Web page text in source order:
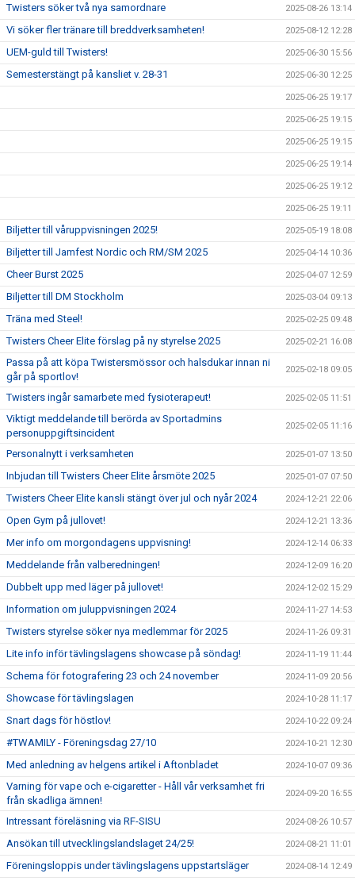
Twisters söker två nya samordnare 2025-08-26 13:14
Vi söker fler tränare till breddverksamheten! 2025-08-12 12:28
UEM-guld till Twisters! 2025-06-30 15:56
Semesterstängt på kansliet v. 28-31 2025-06-30 12:25
2025-06-25 19:17
2025-06-25 19:15
2025-06-25 19:15
2025-06-25 19:14
2025-06-25 19:12
2025-06-25 19:11
Biljetter till våruppvisningen 2025! 2025-05-19 18:08
Biljetter till Jamfest Nordic och RM/SM 2025 2025-04-14 10:36
Cheer Burst 2025 2025-04-07 12:59
Biljetter till DM Stockholm 2025-03-04 09:13
Träna med Steel! 2025-02-25 09:48
Twisters Cheer Elite förslag på ny styrelse 2025 2025-02-21 16:08
Passa på att köpa Twistersmössor och halsdukar innan ni
går på sportlov!
2025-02-18 09:05
Twisters ingår samarbete med fysioterapeut! 2025-02-05 11:51
Viktigt meddelande till berörda av Sportadmins
personuppgiftsincident
2025-02-05 11:16
Personalnytt i verksamheten 2025-01-07 13:50
Inbjudan till Twisters Cheer Elite årsmöte 2025 2025-01-07 07:50
Twisters Cheer Elite kansli stängt över jul och nyår 2024 2024-12-21 22:06
Open Gym på jullovet! 2024-12-21 13:36
Mer info om morgondagens uppvisning! 2024-12-14 06:33
Meddelande från valberedningen! 2024-12-09 16:20
Dubbelt upp med läger på jullovet! 2024-12-02 15:29
Information om juluppvisningen 2024 2024-11-27 14:53
Twisters styrelse söker nya medlemmar för 2025 2024-11-26 09:31
Lite info inför tävlingslagens showcase på söndag! 2024-11-19 11:44
Schema för fotografering 23 och 24 november 2024-11-09 20:56
Showcase för tävlingslagen 2024-10-28 11:17
Snart dags för höstlov! 2024-10-22 09:24
#TWAMILY - Föreningsdag 27/10 2024-10-21 12:30
Med anledning av helgens artikel i Aftonbladet 2024-10-07 09:36
Varning för vape och e-cigaretter - Håll vår verksamhet fri
från skadliga ämnen!
2024-09-20 16:55
Intressant föreläsning via RF-SISU 2024-08-26 10:57
Ansökan till utvecklingslandslaget 24/25! 2024-08-21 11:01
Föreningsloppis under tävlingslagens uppstartsläger 2024-08-14 12:49